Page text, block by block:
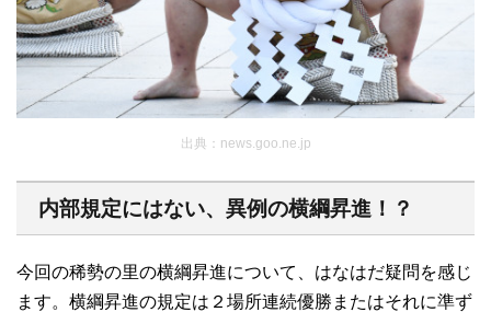
出典：news.goo.ne.jp
内部規定にはない、異例の横綱昇進！？
今回の稀勢の里の横綱昇進について、はなはだ疑問を感じ
ます。横綱昇進の規定は２場所連続優勝またはそれに準ず